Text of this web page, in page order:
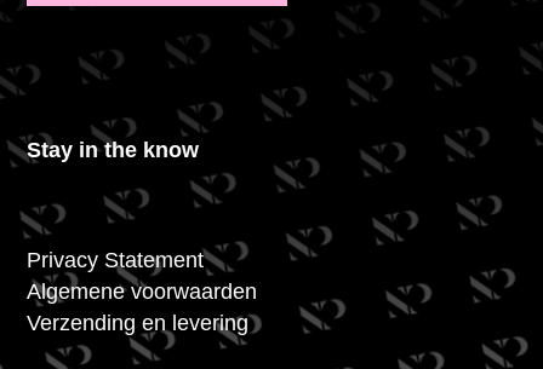
Stay in the know
Privacy Statement
Algemene voorwaarden
Verzending en levering